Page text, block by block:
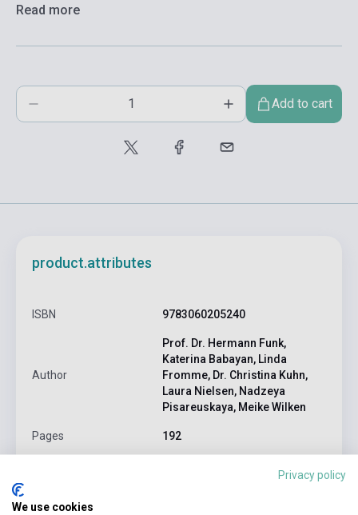
Read more
Add to cart
product.attributes
ISBN 9783060205240
Author
Prof. Dr. Hermann Funk,
Katerina Babayan, Linda
Fromme, Dr. Christina Kuhn,
Laura Nielsen, Nadzeya
Pisareuskaya, Meike Wilken
Pages 192
Privacy policy
We use cookies